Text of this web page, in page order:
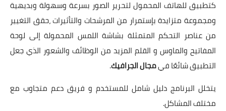
كتطبيق للهاتف المحمول لتحرير الصور بسرعة وسهولة وبديهية
ومجموعة متزايدة بإستمرار من المرشحات والتأثيرات ،حقق التغيير
من عناصر التحكم المتمثلة بشاشة اللمس المحمولة إلى لوحة
المفاتيح والماوس و القلم المزيد من الوظائف والشعور الذي جعل
التطبيق شائعًا فيمجال الجرافيك.
يتخلل البرنامج دليل شامل للمستخدم و فريق دعم متجاوب مع
مختلف المشاكل.